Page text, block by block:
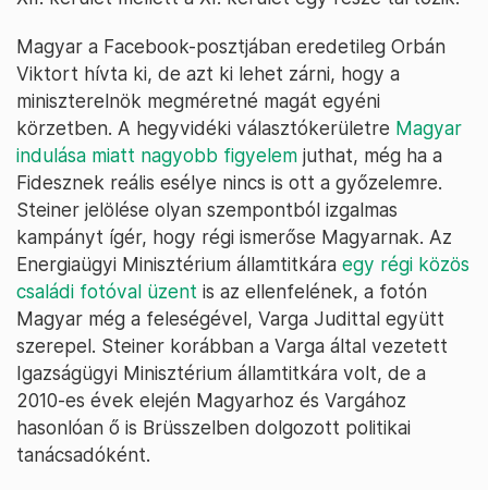
Magyar a Facebook-posztjában eredetileg Orbán
Viktort hívta ki, de azt ki lehet zárni, hogy a
miniszterelnök megméretné magát egyéni
körzetben. A hegyvidéki választókerületre Magyar
indulása miatt nagyobb figyelem juthat, még ha a
Fidesznek reális esélye nincs is ott a győzelemre.
Steiner jelölése olyan szempontból izgalmas
kampányt ígér, hogy régi ismerőse Magyarnak. Az
Energiaügyi Minisztérium államtitkára egy régi közös
családi fotóval üzent is az ellenfelének, a fotón
Magyar még a feleségével, Varga Judittal együtt
szerepel. Steiner korábban a Varga által vezetett
Igazságügyi Minisztérium államtitkára volt, de a
2010-es évek elején Magyarhoz és Vargához
hasonlóan ő is Brüsszelben dolgozott politikai
tanácsadóként.